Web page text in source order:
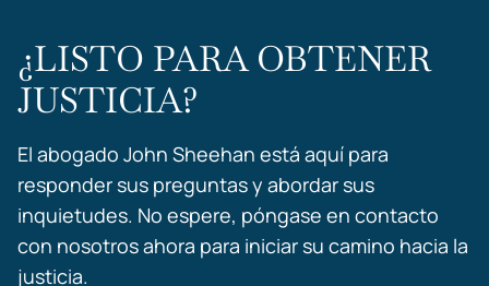
¿LISTO PARA OBTENER
JUSTICIA?
El abogado John Sheehan está aquí para
responder sus preguntas y abordar sus
inquietudes. No espere, póngase en contacto
con nosotros ahora para iniciar su camino hacia la
justicia.